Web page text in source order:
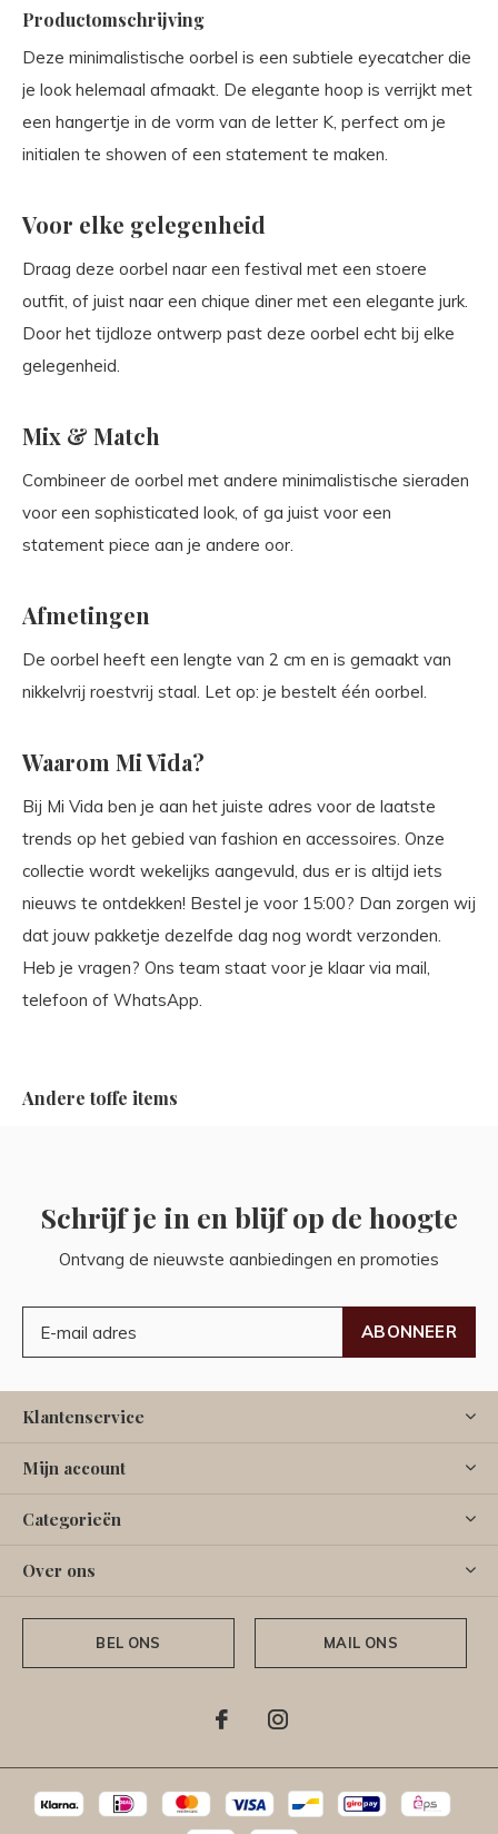
Productomschrijving
Deze minimalistische oorbel is een subtiele eyecatcher die
je look helemaal afmaakt. De elegante hoop is verrijkt met
een hangertje in de vorm van de letter K, perfect om je
initialen te showen of een statement te maken.
Voor elke gelegenheid
Draag deze oorbel naar een festival met een stoere
outfit, of juist naar een chique diner met een elegante jurk.
Door het tijdloze ontwerp past deze oorbel echt bij elke
gelegenheid.
Mix & Match
Combineer de oorbel met andere minimalistische sieraden
voor een sophisticated look, of ga juist voor een
statement piece aan je andere oor.
Afmetingen
De oorbel heeft een lengte van 2 cm en is gemaakt van
nikkelvrij roestvrij staal. Let op: je bestelt één oorbel.
Waarom Mi Vida?
Bij Mi Vida ben je aan het juiste adres voor de laatste
trends op het gebied van fashion en accessoires. Onze
collectie wordt wekelijks aangevuld, dus er is altijd iets
nieuws te ontdekken! Bestel je voor 15:00? Dan zorgen wij
dat jouw pakketje dezelfde dag nog wordt verzonden.
Heb je vragen? Ons team staat voor je klaar via mail,
telefoon of WhatsApp.
Andere toffe items
Schrijf je in en blijf op de hoogte
Ontvang de nieuwste aanbiedingen en promoties
ABONNEER
Klantenservice
Mijn account
Categorieën
Over ons
BEL ONS MAIL ONS